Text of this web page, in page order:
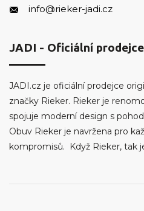
info@rieker-jadi.cz
JADI - Oficiální
JADI.cz je oficiální prodejce
značky Rieker. Rieker je
spojuje moderní design s
Obuv Rieker je navržena pro
kompromisů. Když Rieker, tak